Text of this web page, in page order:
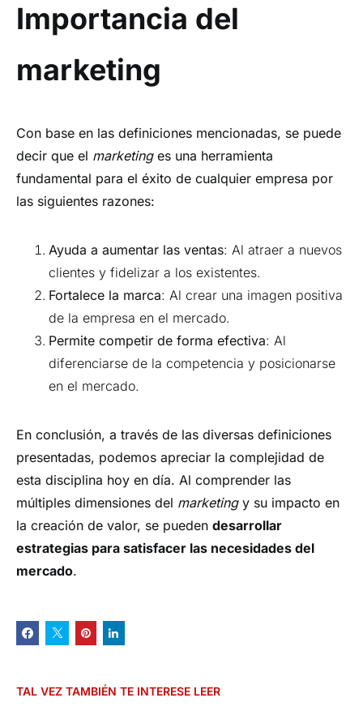
Importancia del
marketing
Con base en las definiciones mencionadas, se puede
decir que el marketing es una herramienta
fundamental para el éxito de cualquier empresa por
las siguientes razones:
Ayuda a aumentar las ventas: Al atraer a nuevos
clientes y fidelizar a los existentes.
Fortalece la marca: Al crear una imagen positiva
de la empresa en el mercado.
Permite competir de forma efectiva: Al
diferenciarse de la competencia y posicionarse
en el mercado.
En conclusión, a través de las diversas definiciones
presentadas, podemos apreciar la complejidad de
esta disciplina hoy en día. Al comprender las
múltiples dimensiones del marketing y su impacto en
la creación de valor, se pueden desarrollar
estrategias para satisfacer las necesidades del
mercado.
TAL VEZ TAMBIÉN TE INTERESE LEER